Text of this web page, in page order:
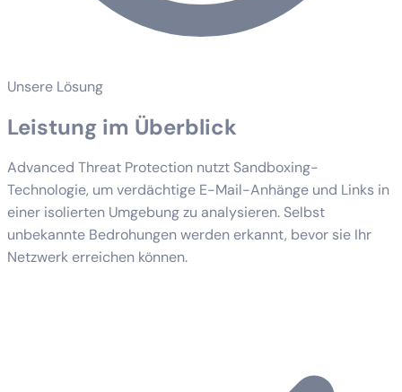
Unsere Lösung
Leistung im Überblick
Advanced Threat Protection nutzt Sandboxing-
Technologie, um verdächtige E-Mail-Anhänge und Links in
einer isolierten Umgebung zu analysieren. Selbst
unbekannte Bedrohungen werden erkannt, bevor sie Ihr
Netzwerk erreichen können.